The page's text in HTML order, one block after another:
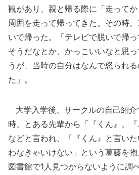
観があり、親と帰る際に「走って
周囲を走って帰ってきた。その時
いで帰った。「テレビで脱いで帰
そうだなとか、かっこいいなと思
うが、当時の自分はなんで怒られ
た」。
大学入学後、サークルの自己紹介
時、とある先輩から「『くん』、『
などと言われ、「『くん』と言い
わなきゃいけない」という葛藤を
図書館で1人見つからないように調